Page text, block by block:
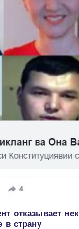
отказывает
в страну